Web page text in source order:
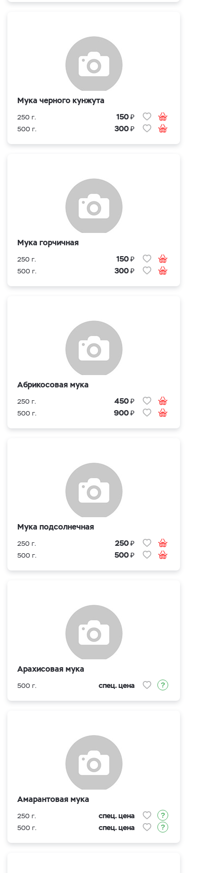
Мука черного кунжута
250 г. 150₽
500 г. 300₽
Мука горчичная
250 г. 150₽
500 г. 300₽
Абрикосовая мука
250 г. 450₽
500 г. 900₽
Мука подсолнечная
250 г. 250₽
500 г. 500₽
Арахисовая мука
500 г. спец. цена
Амарантовая мука
250 г. спец. цена
500 г. спец. цена